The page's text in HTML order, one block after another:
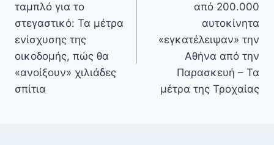
ταμπλό για το
στεγαστικό: Τα μέτρα
ενίσχυσης της
οικοδομής, πώς θα
«ανοίξουν» χιλιάδες
σπίτια
από 200.000
αυτοκίνητα
«εγκατέλειψαν» την
Αθήνα από την
Παρασκευή – Τα
μέτρα της Τροχαίας